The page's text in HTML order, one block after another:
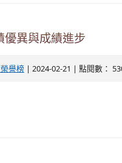
優異與成績進步
譽榜| 2024-02-21 | 點閱數：